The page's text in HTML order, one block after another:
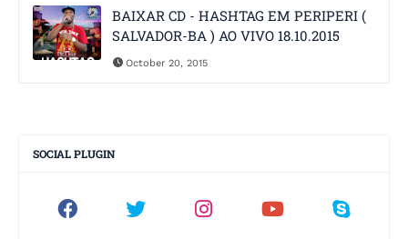
BAIXAR CD - HASHTAG EM PERIPERI (
SALVADOR-BA ) AO VIVO 18.10.2015
October 20, 2015
SOCIAL PLUGIN